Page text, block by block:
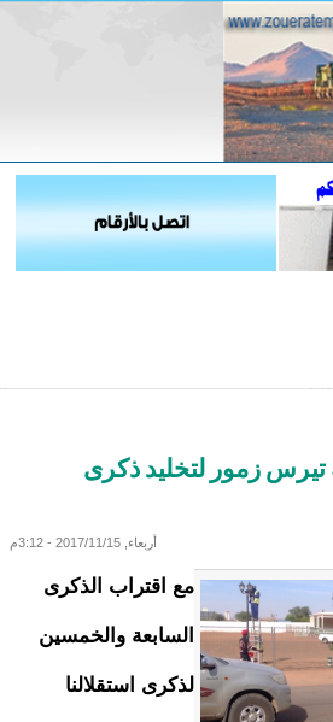
تيرس زمور لتخليد ذكرى
أربعاء, 2017/11/15 - 3:12م
مع اقتراب الذكرى
السابعة والخمسين
لذكرى استقلالنا